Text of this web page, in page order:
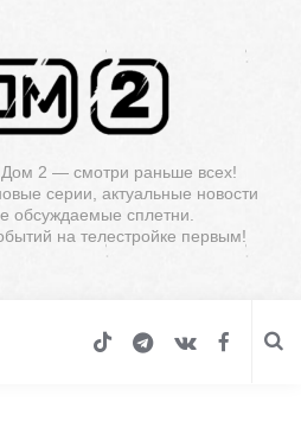
2 — смотри раньше всех!
серии, актуальные новости
обсуждаемые сплетни.
на телестройке первым!